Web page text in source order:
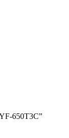
650T3C”